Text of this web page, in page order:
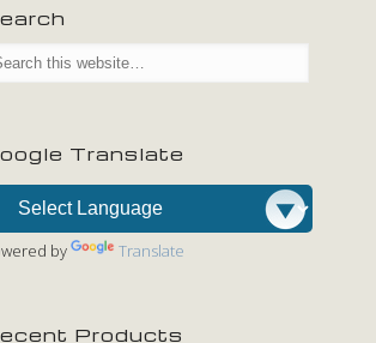
Translate
by Translate
Products